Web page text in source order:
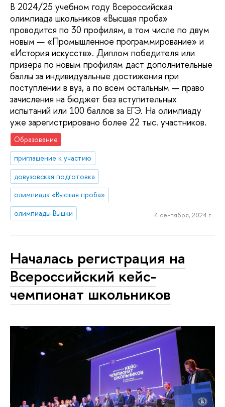
В 2024/25 учебном году Всероссийская
олимпиада школьников «Высшая проба»
проводится по 30 профилям, в том числе по двум
новым — «Промышленное программирование» и
«История искусств». Диплом победителя или
призера по новым профилям даст дополнительные
баллы за индивидуальные достижения при
поступлении в вуз, а по всем остальным — право
зачисления на бюджет без вступительных
испытаний или 100 баллов за ЕГЭ. На олимпиаду
уже зарегистрировано более 22 тыс. участников.
Образование
приглашение к участию
довузовская подготовка
олимпиада «Высшая проба»
олимпиады Вышки
4 сентября, 2024 г.
Началась регистрация на
Всероссийский кейс-
чемпионат школьников